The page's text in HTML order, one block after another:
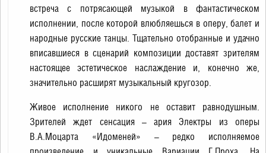
встреча с потрясающей музыкой в фантастическом
исполнении, после которой влюбляешься в оперу, балет и
народные русские танцы. Тщательно отобранные и удачно
вписавшиеся в сценарий композиции доставят зрителям
настоящее эстетическое наслаждение и, конечно же,
значительно расширят музыкальный кругозор.
Живое исполнение никого не оставит равнодушным.
Зрителей ждет сенсация – ария Электры из оперы
В.А.Моцарта «Идоменей» – редко исполняемое